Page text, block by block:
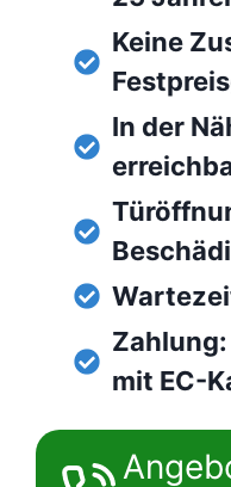
Keine
In der
mit EC-